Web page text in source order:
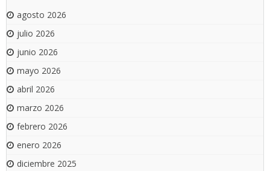
agosto 2026
julio 2026
junio 2026
mayo 2026
abril 2026
marzo 2026
febrero 2026
enero 2026
diciembre 2025